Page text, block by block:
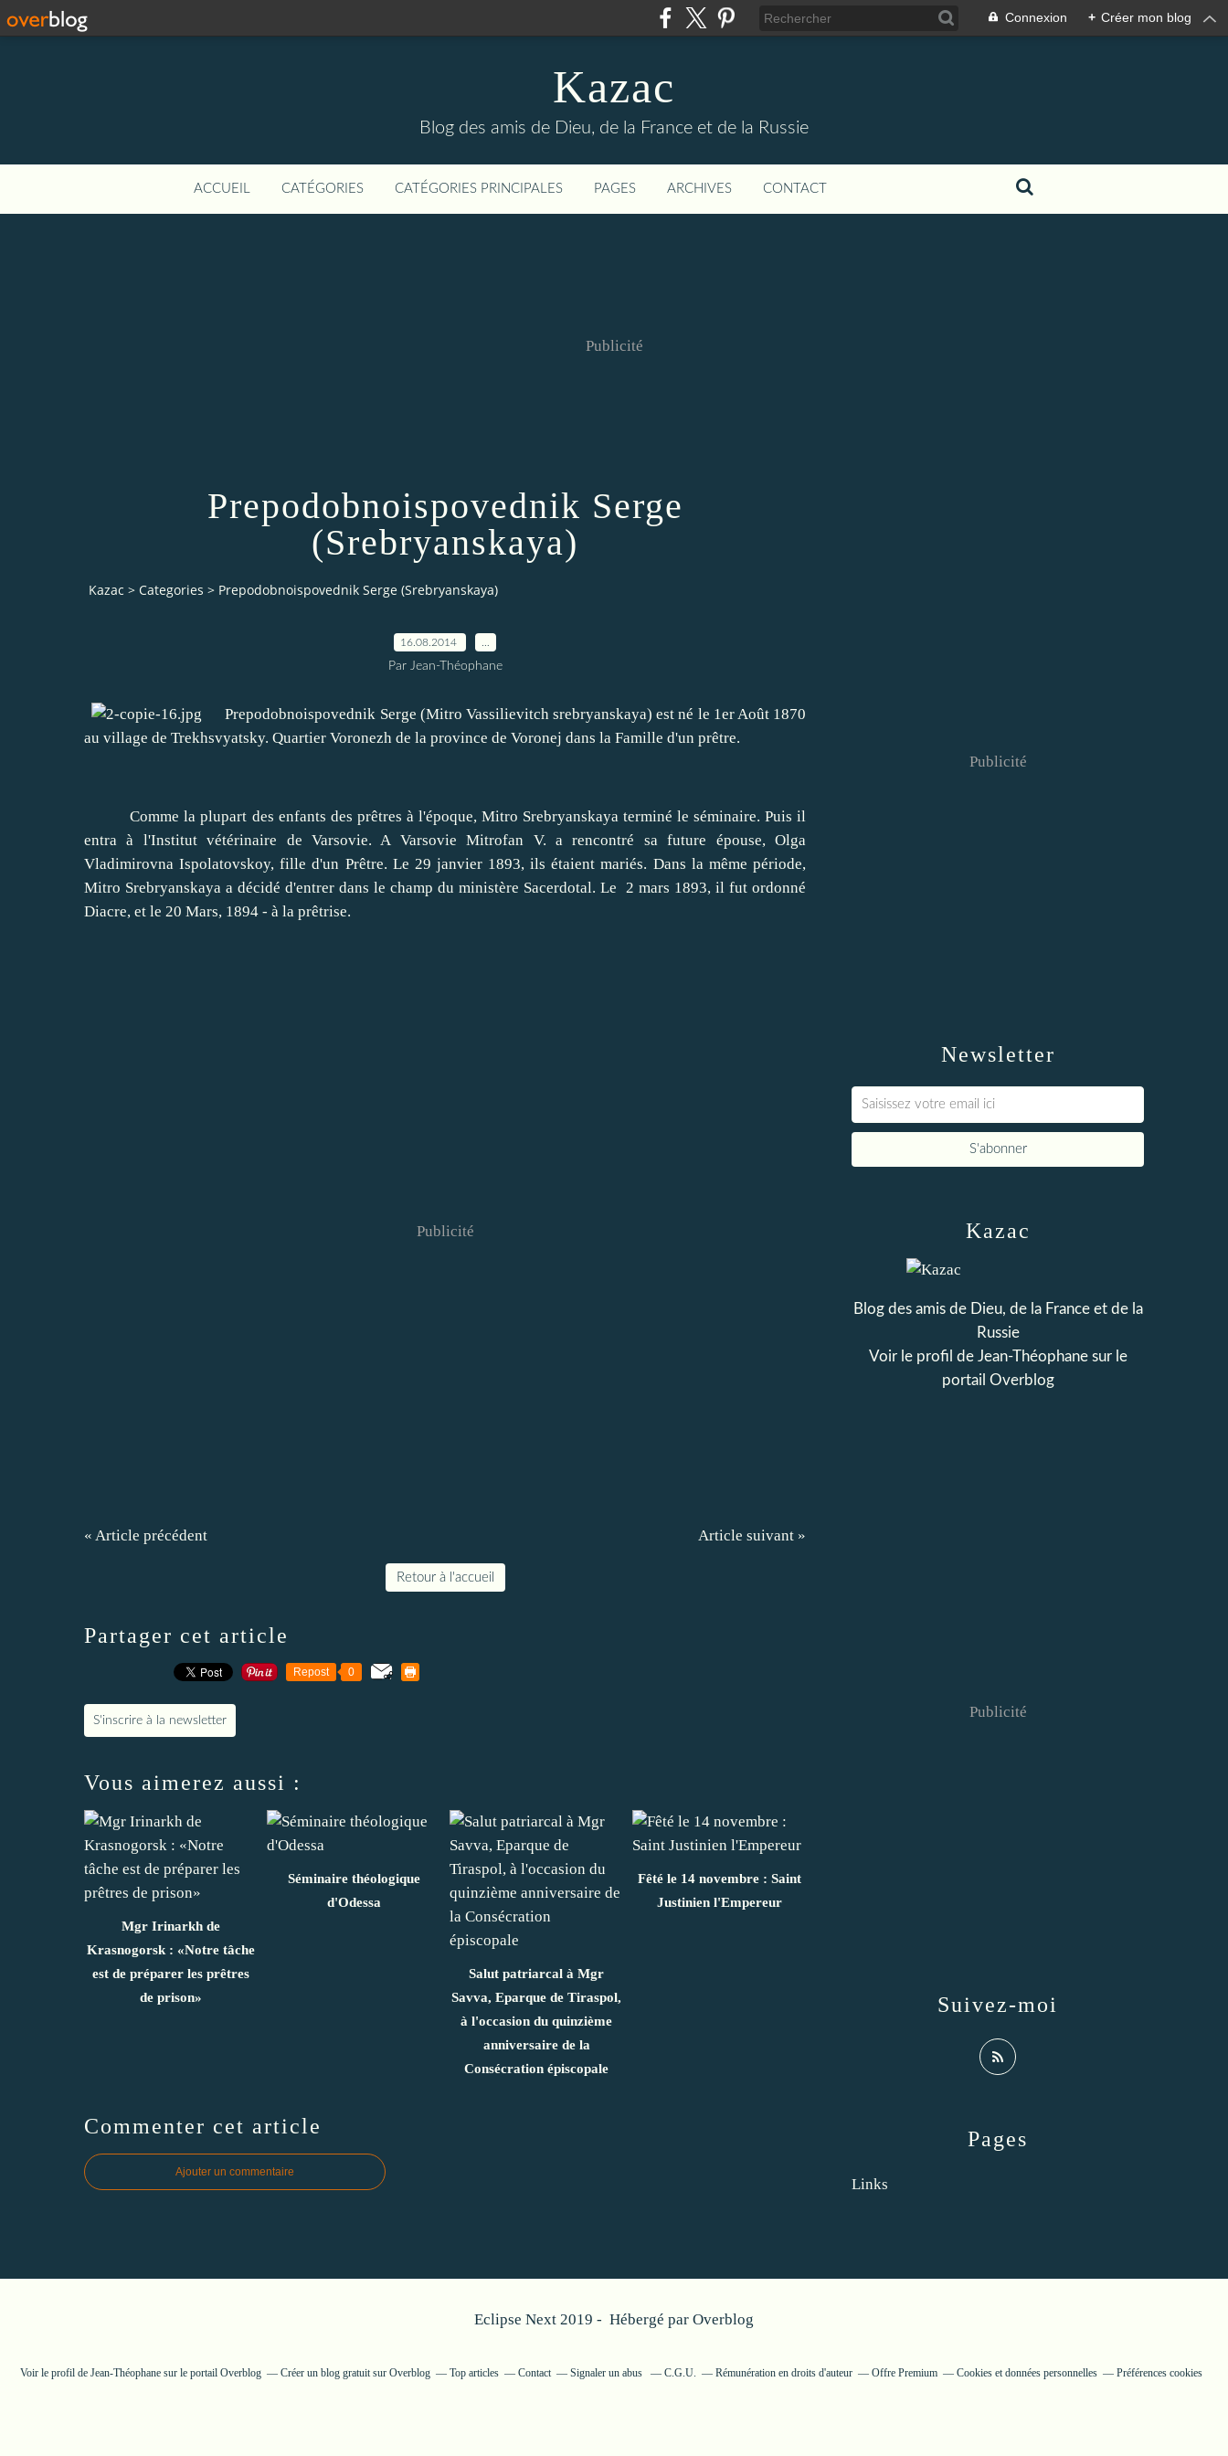
Connexion + Créer mon blog
Kazac
Blog des amis de Dieu, de la France et de la Russie
ACCUEIL CATÉGORIES CATÉGORIES PRINCIPALES PAGES ARCHIVES CONTACT
Publicité
Prepodobnoispovednik Serge
(Srebryanskaya)
Kazac > Categories > Prepodobnoispovednik Serge (Srebryanskaya)
16.08.2014
Par Jean-Théophane
Prepodobnoispovednik Serge (Mitro Vassilievitch srebryanskaya) est né le 1er Août 1870
au village de Trekhsvyatsky. Quartier Voronezh de la province de Voronej dans la Famille d'un prêtre.
Comme la plupart des enfants des prêtres à l'époque, Mitro Srebryanskaya terminé le séminaire. Puis il
entra à l'Institut vétérinaire de Varsovie. A Varsovie Mitrofan V. a rencontré sa future épouse, Olga
Vladimirovna Ispolatovskoy, fille d'un Prêtre. Le 29 janvier 1893, ils étaient mariés. Dans la même période,
Mitro Srebryanskaya a décidé d'entrer dans le champ du ministère Sacerdotal. Le 2 mars 1893, il fut ordonné
Diacre, et le 20 Mars, 1894 - à la prêtrise.
Publicité
« Article précédent Article suivant »
Retour à l'accueil
Partager cet article
Repost 0
S'inscrire à la newsletter
Vous aimerez aussi :
Mgr Irinarkh de
Krasnogorsk : «Notre tâche
est de préparer les prêtres
de prison»
Séminaire théologique
d'Odessa
Salut patriarcal à Mgr
Savva, Eparque de Tiraspol,
à l'occasion du quinzième
anniversaire de la
Consécration épiscopale
Fêté le 14 novembre : Saint
Justinien l'Empereur
Commenter cet article
Ajouter un commentaire
Newsletter
Publicité
Pages
Links
Kazac
Blog des amis de Dieu, de la France et de la
Russie
Voir le profil de Jean-Théophanesur le
portail Overblog
Suivez-moi
Publicité
Eclipse Next 2019 - Hébergé par Overblog
Voir le profil de Jean-Théophane sur le portail Overblog Créer un blog gratuit sur Overblog Top articles Contact Signaler un abus C.G.U. Rémunération en droits d'auteur Offre Premium Cookies et données personnelles Préférences cookies